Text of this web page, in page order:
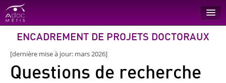
Recherche
Conseil
Formations
ENCADREMENT DE PROJETS DOCTORAUX
[dernière mise à jour: mars 2026]
Questions de recherche